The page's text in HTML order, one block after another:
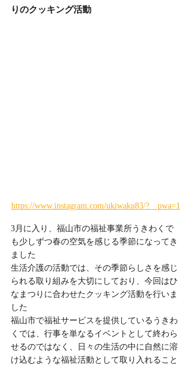
りのクッキング活動
https://www.instagram.com/ukiwaku83/?__pwa=1
3月に入り、福山市の福祉事業所うきわくで
も少しずつ春の空気を感じる季節になってき
ました
生活介護の活動では、その季節らしさを感じ
られる取り組みを大切にしており、今回はひ
なまつりに合わせたクッキング活動を行いま
した
福山市で福祉サービスを提供しているうきわ
くでは、行事を単なるイベントとして終わら
せるのではなく、日々の生活の中に自然に溶
け込むような福祉活動として取り入れること